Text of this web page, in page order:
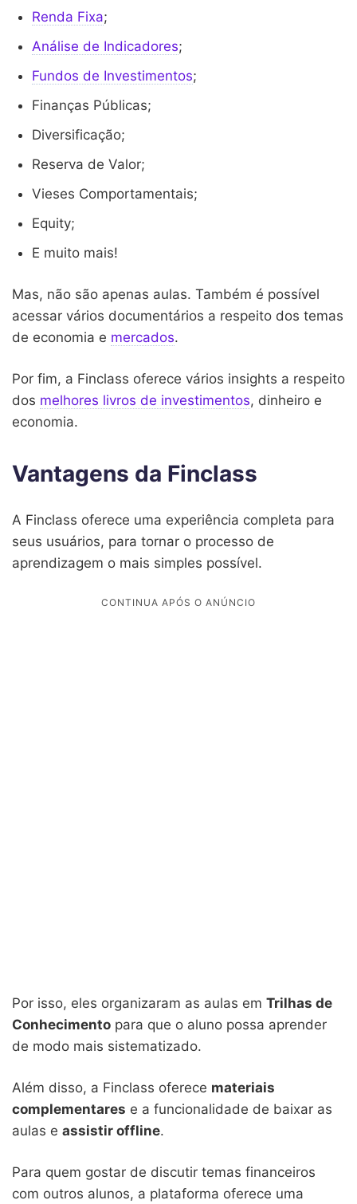
Renda Fixa;
Análise de Indicadores;
Fundos de Investimentos;
Finanças Públicas;
Diversificação;
Reserva de Valor;
Vieses Comportamentais;
Equity;
E muito mais!
Mas, não são apenas aulas. Também é possível
acessar vários documentários a respeito dos temas
de economia e mercados.
Por fim, a Finclass oferece vários insights a respeito
dos melhores livros de investimentos, dinheiro e
economia.
Vantagens da Finclass
A Finclass oferece uma experiência completa para
seus usuários, para tornar o processo de
aprendizagem o mais simples possível.
Por isso, eles organizaram as aulas em Trilhas de
Conhecimento para que o aluno possa aprender
de modo mais sistematizado.
Além disso, a Finclass oferece materiais
complementares e a funcionalidade de baixar as
aulas e assistir offline.
Para quem gostar de discutir temas financeiros
com outros alunos, a plataforma oferece uma